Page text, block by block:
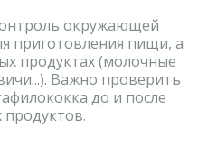
окружающей
приготовления пищи, а
продуктах (молочные
Важно проверить
до и после